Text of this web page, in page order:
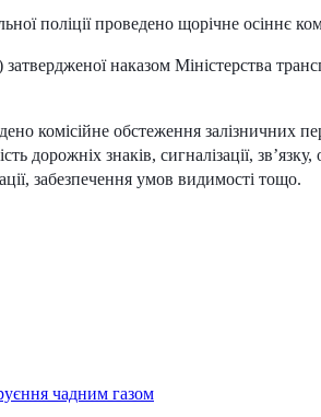
поліції проведено щорічне осіннє
наказом Міністерства
комісійне обстеження залізничних
дорожніх знаків, сигналізації,
забезпечення умов видимості тощо.
чадним газом